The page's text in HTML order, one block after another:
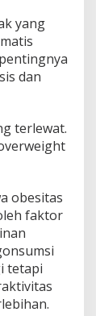
yang
dan
terlewat.
obesitas
faktor
tetapi